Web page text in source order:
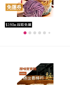
免運券